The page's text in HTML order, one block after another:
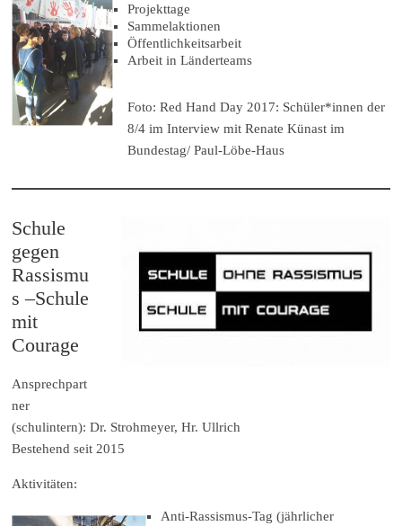
Projekttage
Sammelaktionen
Öffentlichkeitsarbeit
Arbeit in Länderteams
Foto: Red Hand Day 2017: Schüler*innen der
8/4 im Interview mit Renate Künast im
Bundestag/ Paul-Löbe-Haus
Schule
gegen
Rassismu
s –Schule
mit
Courage
Ansprechpart
ner
(schulintern): Dr. Strohmeyer, Hr. Ullrich
Bestehend seit 2015
Aktivitäten:
Anti-Rassismus-Tag (jährlicher